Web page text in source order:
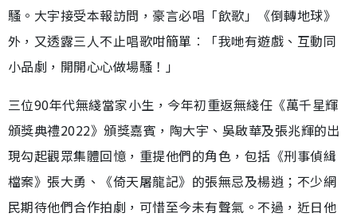
騷。大宇接受本報訪問，豪言必唱「飲歌」《倒轉地球》
外，又透露三人不止唱歌咁簡單︰「我哋有遊戲、互動同
小品劇，開開心心做場騷！」
三位90年代無綫當家小生，今年初重返無綫任《萬千星輝
頒獎典禮2022》頒獎嘉賓，陶大宇、吳啟華及張兆輝的出
現勾起觀眾集體回憶，重提他們的角色，包括《刑事偵緝
檔案》張大勇、《倚天屠龍記》的張無忌及楊逍；不少網
民期待他們合作拍劇，可惜至今未有聲氣。不過，近日他